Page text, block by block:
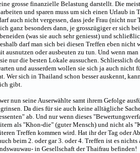
grosse finanzielle Belastung darstellt. Die
und sparen muss um sich einen Urlaub in
auch nicht vergessen, dass jede Frau (nicht
ganz besonders dann, je grosszügiger er sich
(was sie auch sehr geniesst) und
darf man sich bei diesen Treffen eben nicht
ausnutzen oder ausbeuten zu tun. Und wenn
nur die besten Lokale aussuchen. Schliesslich
und ausserdem wollen sie sich ja auch nicht
Wer sich in Thailand schon besser auskennt,
gibt.
nun seine Auserwählte samt ihrem Gefolge
Da dies für sie auch keine alltägliche
ab. Und nur wenn dieses
als "Khon-die" (guter Mensch) und nicht als
Treffen kommen wird. Hat ihr der Tag oder
beim 2. oder gar 3. oder 4. Treffen ist es
in Gesellschaft der Thaifrau befinden!